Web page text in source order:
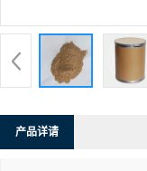
产品详请